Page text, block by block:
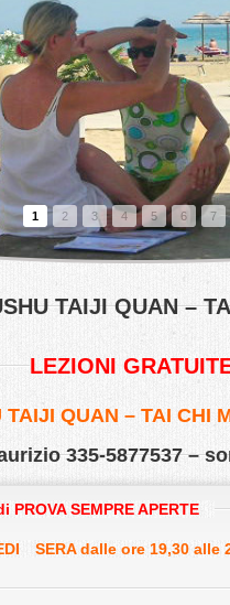
1 2 3 4 5 6 7
TAIJI QUAN –
LEZIONI
TAIJI QUAN – TAI CHI
335-5877537 –
PROVA SEMPRE APERTE
SERA dalle ore 19,30 alle